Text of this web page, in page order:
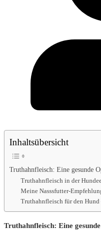
Inhaltsübersicht
Truthahnfleisch: Eine gesunde
Truthahnfleisch in der
Meine Nasssfutter-
Truthahnfleisch für den Hund
Truthahnfleisch: Eine